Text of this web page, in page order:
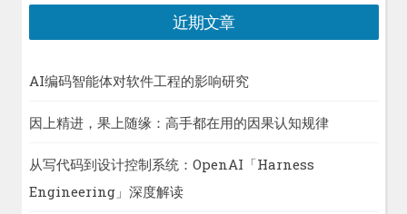
近期文章
AI编码智能体对软件工程的影响研究
因上精进，果上随缘：高手都在用的因果认知规律
从写代码到设计控制系统：OpenAI「Harness
Engineering」深度解读